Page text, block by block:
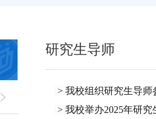
研究生导师
> 我校组织研究生导
> 我校举办2025年研